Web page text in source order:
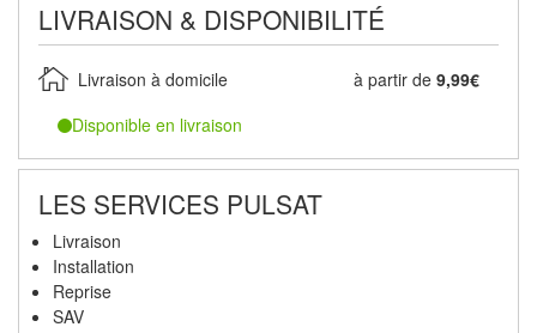
LIVRAISON & DISPONIBILITÉ
Livraison à domicile à partir de 9,99€
Disponible en livraison
LES SERVICES PULSAT
Livraison
Installation
Reprise
SAV